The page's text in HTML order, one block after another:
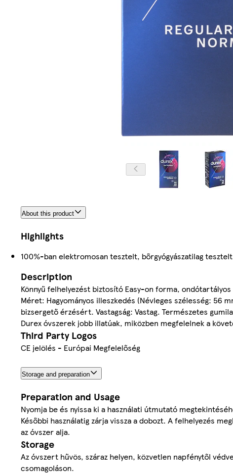
About this product
Highlights
100%-ban elektromosan tesztelt, bőrgyógyászatilag tesztelt
Description
Könnyű felhelyezést biztosító Easy-on forma,
Méret: Hagyományos illeszkedés (Névleges szélesség: 56
bizsergető érzésért. Vastagság: Vastag. Természetes
Durex óvszerek jobb illatúak, miközben megfelelnek a
Third Party Logos
CE jelölés - Európai Megfelelőség
Storage and preparation
Preparation and Usage
Nyomja be és nyissa ki a használati útmutató
Későbbi használatig zárja vissza a dobozt. A felhelyezés
az óvszer alja.
Storage
Az óvszert hűvös, száraz helyen, közvetlen napfénytől
csomagoláson.